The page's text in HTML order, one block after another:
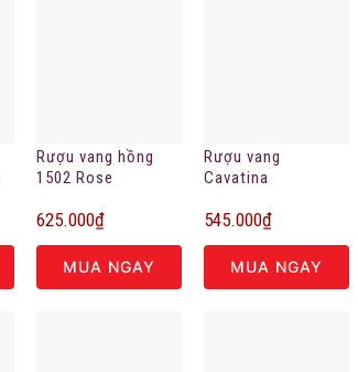
Rượu vang hồng
1502 Rose
Cesenatico
625.000₫
MUA NGAY
Rượu vang
Cavatina
white 7.5%vol
545.000₫
MUA NGAY